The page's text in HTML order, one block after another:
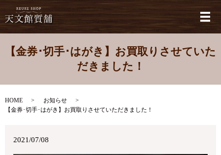
メ
【金券･切手･はがき】お買取りさせていた
だきました！
HOME
お知らせ
【金券･切手･はがき】お買取りさせていただきました！
2021/07/08